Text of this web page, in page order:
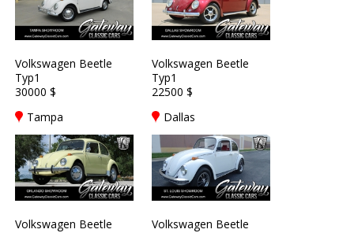
Volkswagen Beetle
Typ1
30000 $
Tampa
Volkswagen Beetle
Typ1
22500 $
Dallas
Volkswagen Beetle
Volkswagen Beetle